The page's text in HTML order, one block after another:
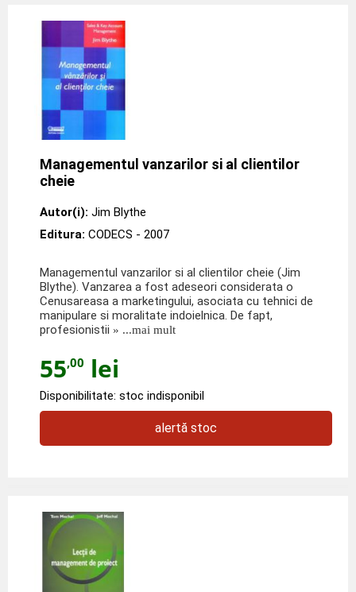
Managementul vanzarilor si al clientilor
cheie
Autor(i): Jim Blythe
Editura: CODECS - 2007
Managementul vanzarilor si al clientilor cheie (Jim
Blythe). Vanzarea a fost adeseori considerata o
Cenusareasa a marketingului, asociata cu tehnici de
manipulare si moralitate indoielnica. De fapt,
profesionistii » ...mai mult
55,00 lei
Disponibilitate: stoc indisponibil
alertă stoc